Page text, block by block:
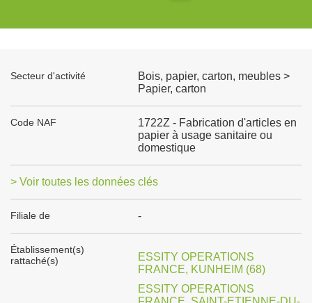
Secteur d'activité
Bois, papier, carton, meubles >
Papier, carton
Code NAF
1722Z - Fabrication d'articles en
papier à usage sanitaire ou
domestique
> Voir toutes les données clés
Filiale de -
Établissement(s)
rattaché(s)
ESSITY OPERATIONS
FRANCE, KUNHEIM (68)
ESSITY OPERATIONS